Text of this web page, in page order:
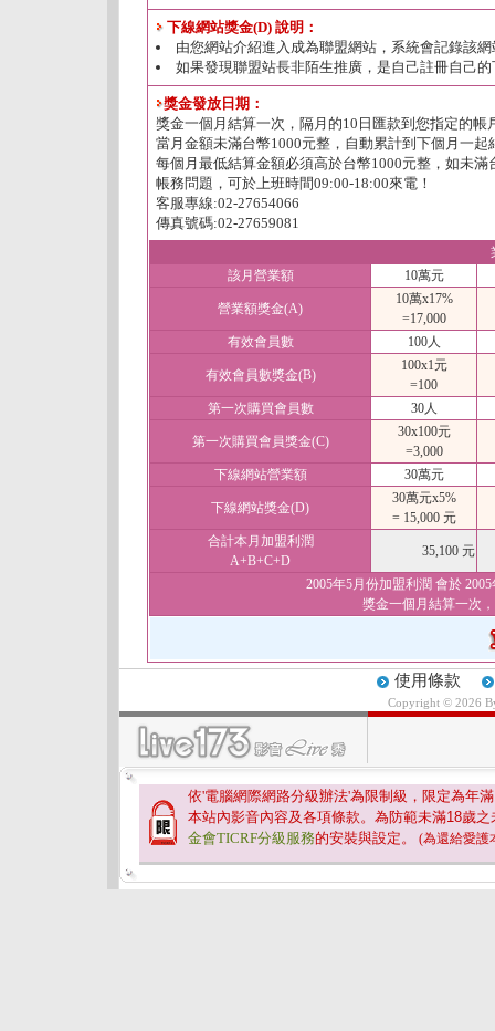
下線網站獎金(D) 說明：
由您網站介紹進入成為聯盟網站，系統會記錄該
如果發現聯盟站長非陌生推廣，是自己註冊自己
獎金發放日期：
獎金一個月結算一次，隔月的10日匯款到您指定的帳
當月金額未滿台幣1000元整，自動累計到下個月一起
每個月最低結算金額必須高於台幣1000元整，如未
帳務問題，可於上班時間09:00-18:00來電！
客服專線:02-27654066
傳真號碼:02-27659081
該月營業額
10萬元
營業額獎金(A)
10萬x17%
=17,000
有效會員數
100人
有效會員數獎金(B)
100x1元
=100
第一次購買會員數
30人
第一次購買會員獎金(C)
30x100元
=3,000
下線網站營業額
30萬元
下線網站獎金(D)
30萬元x5%
= 15,000 元
合計本月加盟利潤
A+B+C+D
35,100 元
2005年5月份加盟利潤 會於
獎金一個月結算一次
使用條款
Copyright © 2026
依'電腦網際網路分級辦法'為限制級，限定為年滿
本站內影音內容及各項條款。為防範未滿18歲之
金會TICRF分級服務的安裝與設定。 (為還給愛護